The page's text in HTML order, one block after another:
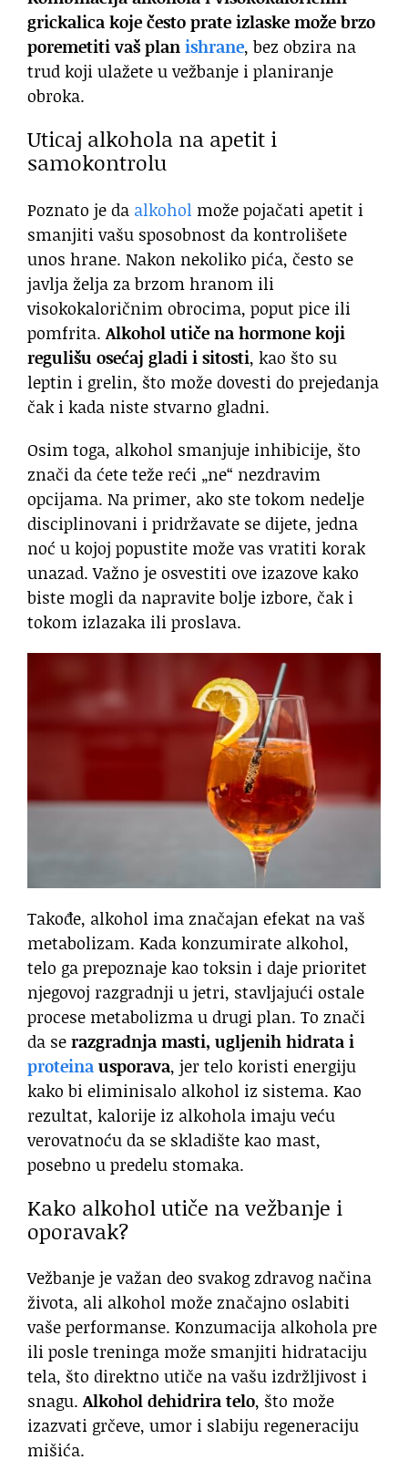
grickalica koje često prate izlaske može brzo
poremetiti vaš planishrane, bez obzira na
trud koji ulažete u vežbanje i planiranje
obroka.
Uticaj alkohola na apetit i
samokontrolu
Poznato je da alkohol može pojačati apetit i
smanjiti vašu sposobnost da kontrolišete
unos hrane. Nakon nekoliko pića, često se
javlja želja za brzom hranom ili
visokokaloričnim obrocima, poput pice ili
pomfrita.Alkohol utiče na hormone koji
regulišu osećaj gladi i sitosti, kao što su
leptin i grelin, što može dovesti do prejedanja
čak i kada niste stvarno gladni.
Osim toga, alkohol smanjuje inhibicije, što
znači da ćete teže reći „ne“ nezdravim
opcijama. Na primer, ako ste tokom nedelje
disciplinovani i pridržavate se dijete, jedna
noć u kojoj popustite može vas vratiti korak
unazad. Važno je osvestiti ove izazove kako
biste mogli da napravite bolje izbore, čak i
tokom izlazaka ili proslava.
Takođe, alkohol ima značajan efekat na vaš
metabolizam. Kada konzumirate alkohol,
telo ga prepoznaje kao toksin i daje prioritet
njegovoj razgradnji u jetri, stavljajući ostale
procese metabolizma u drugi plan. To znači
da serazgradnja masti, ugljenih hidrata i
proteinausporava, jer telo koristi energiju
kako bi eliminisalo alkohol iz sistema. Kao
rezultat, kalorije iz alkohola imaju veću
verovatnoću da se skladište kao mast,
posebno u predelu stomaka.
Kako alkohol utiče na vežbanje i
oporavak?
Vežbanje je važan deo svakog zdravog načina
života, ali alkohol može značajno oslabiti
vaše performanse. Konzumacija alkohola pre
ili posle treninga može smanjiti hidrataciju
tela, što direktno utiče na vašu izdržljivost i
snagu.Alkohol dehidrira telo, što može
izazvati grčeve, umor i slabiju regeneraciju
mišića.